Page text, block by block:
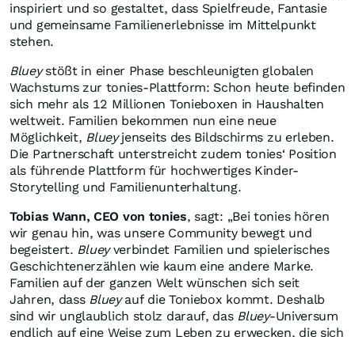
inspiriert und so gestaltet, dass Spielfreude, Fantasie
und gemeinsame Familienerlebnisse im Mittelpunkt
stehen.
Blueystößt in einer Phase beschleunigten globalen
Wachstums zur tonies-Plattform: Schon heute befinden
sich mehr als 12 Millionen Tonieboxen in Haushalten
weltweit. Familien bekommen nun eine neue
Möglichkeit, Blueyjenseits des Bildschirms zu erleben.
Die Partnerschaft unterstreicht zudem tonies‘ Position
als führende Plattform für hochwertiges Kinder-
Storytelling und Familienunterhaltung.
Tobias Wann, CEO von tonies, sagt: „Bei tonies hören
wir genau hin, was unsere Community bewegt und
begeistert. Blueyverbindet Familien und spielerisches
Geschichtenerzählen wie kaum eine andere Marke.
Familien auf der ganzen Welt wünschen sich seit
Jahren, dass Blueyauf die Toniebox kommt. Deshalb
sind wir unglaublich stolz darauf, das Bluey-Universum
endlich auf eine Weise zum Leben zu erwecken, die sich